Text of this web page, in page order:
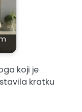
koji je
kratku